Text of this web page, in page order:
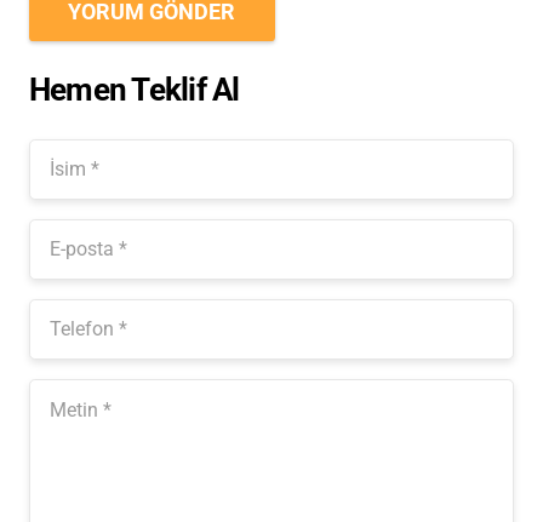
YORUM GÖNDER
Hemen Teklif Al